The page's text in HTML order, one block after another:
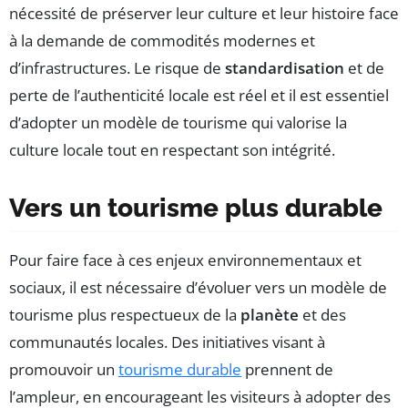
nécessité de préserver leur culture et leur histoire face
à la demande de commodités modernes et
d’infrastructures. Le risque de standardisation et de
perte de l’authenticité locale est réel et il est essentiel
d’adopter un modèle de tourisme qui valorise la
culture locale tout en respectant son intégrité.
Vers un tourisme plus durable
Pour faire face à ces enjeux environnementaux et
sociaux, il est nécessaire d’évoluer vers un modèle de
tourisme plus respectueux de la planète et des
communautés locales. Des initiatives visant à
promouvoir un tourisme durable prennent de
l’ampleur, en encourageant les visiteurs à adopter des